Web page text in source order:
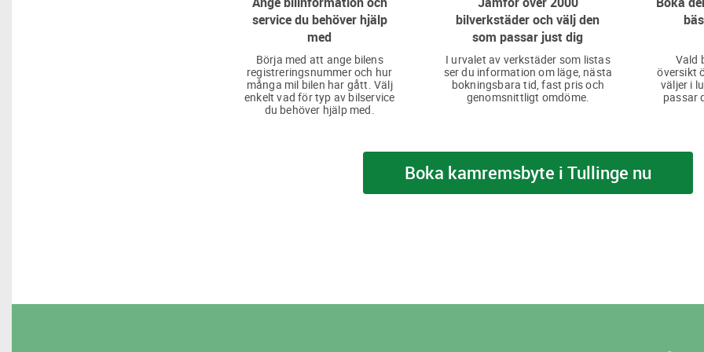
service du behöver hjälp
med
Börja med att ange bilens
registreringsnummer och hur
många mil bilen har gått. Välj
enkelt vad för typ av bilservice
du behöver hjälp med.
bilverkstäder och välj den
som passar just dig
I urvalet av verkstäder som listas
ser du information om läge, nästa
bokningsbara tid, fast pris och
genomsnittligt omdöme.
Vald
översikt
väljer i
passar
Boka kamremsbyte i Tullinge nu